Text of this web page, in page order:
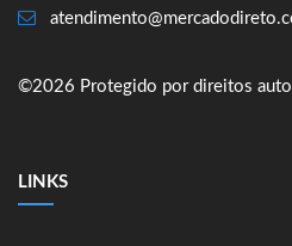
©2026 Protegido por direitos
LINKS